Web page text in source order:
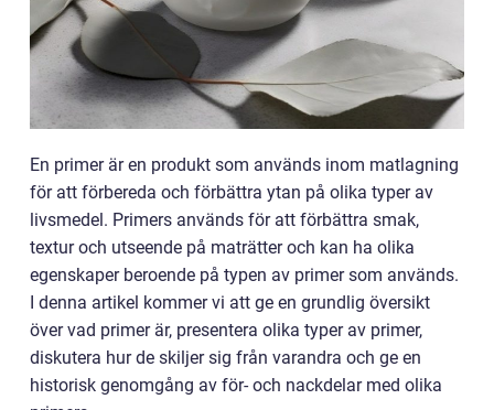
En primer är en produkt som används inom matlagning
för att förbereda och förbättra ytan på olika typer av
livsmedel. Primers används för att förbättra smak,
textur och utseende på maträtter och kan ha olika
egenskaper beroende på typen av primer som används.
I denna artikel kommer vi att ge en grundlig översikt
över vad primer är, presentera olika typer av primer,
diskutera hur de skiljer sig från varandra och ge en
historisk genomgång av för- och nackdelar med olika